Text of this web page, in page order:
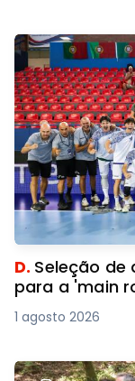
D. Seleção de
para a 'main
1 agosto 2026